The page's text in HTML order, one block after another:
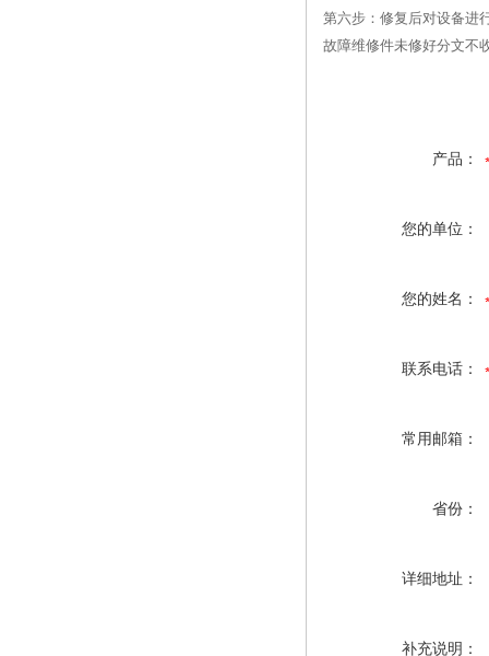
第六步：修复后对设备进
故障维修件未修好分文不
产品：
您的单位：
您的姓名：
联系电话：
常用邮箱：
省份：
详细地址：
补充说明：